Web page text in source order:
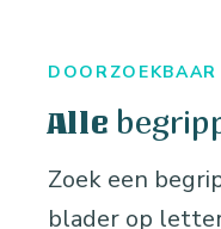
DOORZOEKBAAR
Alle
Zoek een
blader op